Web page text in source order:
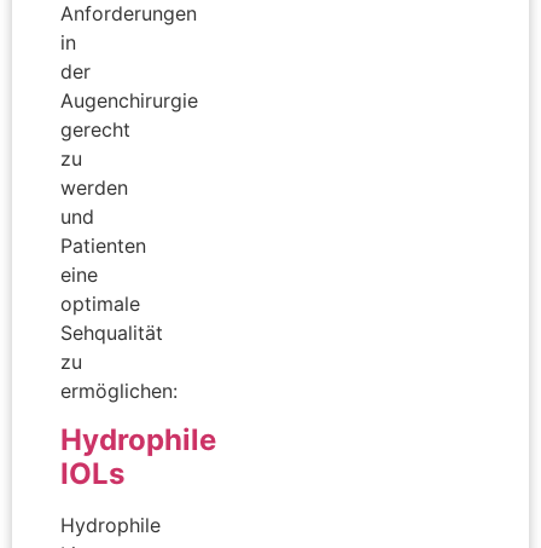
Anforderungen
in
der
Augenchirurgie
gerecht
zu
werden
und
Patienten
eine
optimale
Sehqualität
zu
ermöglichen:
Hydrophile
IOLs
Hydrophile